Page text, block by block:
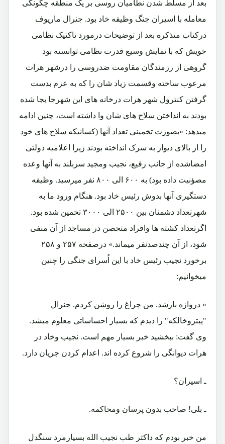
بعد از مسلط شدن نطامیان روسی بر یک منطقه چگونگی
معامله با اسیران جنگ وظیفه خاد بود. جنرال ماریوف
درکتاب متذکره بعد از توضیحات درمورد تاکتیک نظامی
خویش که با نمایش وسیع قدرت نظامی توانسته بود
گروهی از رزمندگان مقاومت ضدروسی را درشهر هرات
مرعوب ساخته وقسمت زیاد شان را که به عزم بدست
گرفتن کنترول شهر هرات درخانه های این شهرجا بجا شده
بودند به انداختن سلاح های شان وا داشته است، چنین ادامه
میدهد: «بصورت تخمینی تعداد آنها (کسانیکه سلاح های خود
را از بالای دیوار به سرک انداخته بودند زیرا اعلامیه دولتی
امضاشده از جانب رفیع، نجیب ومجید سربلند به آنها وعده
مصؤنیت داده بود) به ۶۰۰ الی ۸۰۰ نفر میرسید. وظیفه
دستگیری آنها بدوش رئیس خاد بود. هنگام ورود ما به
شهرتعداد دشمنان بین ۲۵۰۰ الی ۳۰۰۰ تخمین شده بود.
اگرتعداد کشته ها وافراد متحصن در مساجد از آن منفی
شود، از آن چندصدنفر میماند.» درصفحه ۲۵۷ و ۲۵۸
برخورد نجیب رئیس خاد با این اُسرای جنگی را چنین
میخوانیم:
« دروازه بازشد. من چراغ را روشن کردم. جنرال
"پیتروخالکه" را دیدم که بسیار احساساتی معلوم میشد.
وی گفت: ببخشید خبر بسیار مهم است. نجیب وخاد در
هرات دیوانگی را شروع کرده اند. اعدام کردن جریان دارد.
ـ اسیران؟
ـ بلی! صاحب بدون پرسان ومحاکمه.
من خبر بودم که داکتر طب نجیب الله بسیارمرد سنگدل